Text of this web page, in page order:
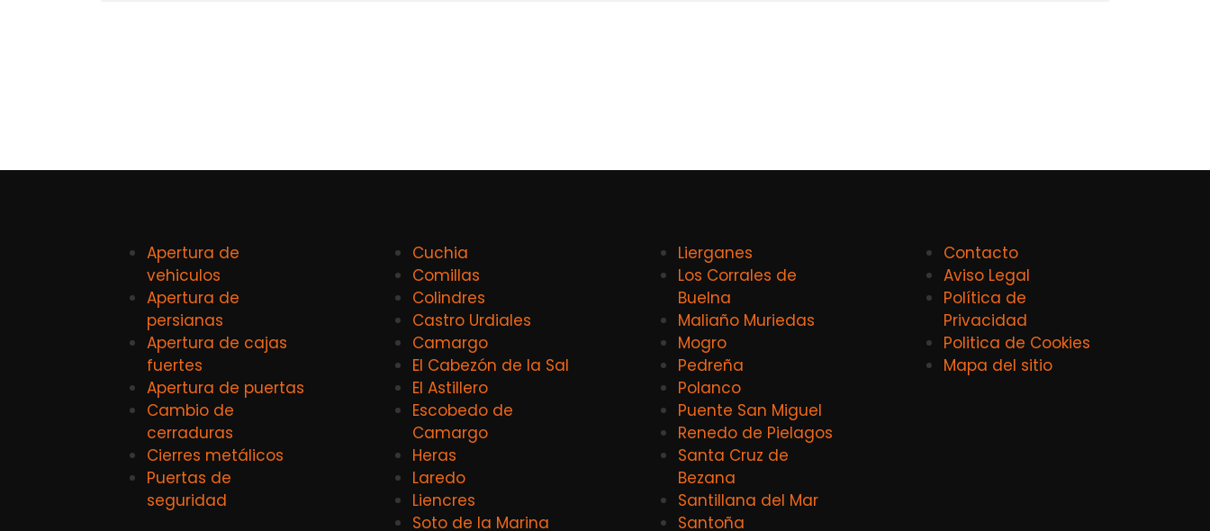
Apertura de
vehiculos
Apertura de
persianas
Apertura de cajas
fuertes
Apertura de puertas
Cambio de
cerraduras
Cierres metálicos
Puertas de
seguridad
Cuchia
Comillas
Colindres
Castro Urdiales
Camargo
El Cabezón de la Sal
El Astillero
Escobedo de
Camargo
Heras
Laredo
Liencres
Soto de la Marina
Lierganes
Los Corrales de
Buelna
Maliaño Muriedas
Mogro
Pedreña
Polanco
Puente San Miguel
Renedo de Pielagos
Santa Cruz de
Bezana
Santillana del Mar
Santoña
Contacto
Aviso Legal
Política de
Privacidad
Politica de Cookies
Mapa del sitio